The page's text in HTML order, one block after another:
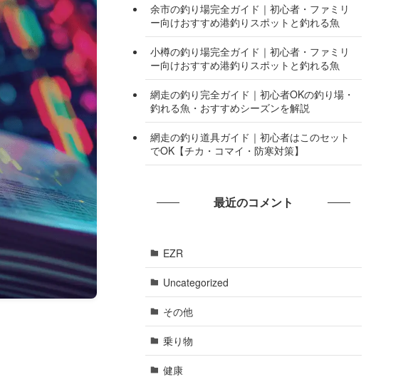
余市の釣り場完全ガイド｜初心者・ファミリ
ー向けおすすめ港釣りスポットと釣れる魚
小樽の釣り場完全ガイド｜初心者・ファミリ
ー向けおすすめ港釣りスポットと釣れる魚
網走の釣り完全ガイド｜初心者OKの釣り場・
釣れる魚・おすすめシーズンを解説
網走の釣り道具ガイド｜初心者はこのセット
でOK【チカ・コマイ・防寒対策】
最近のコメント
EZR
Uncategorized
その他
乗り物
健康